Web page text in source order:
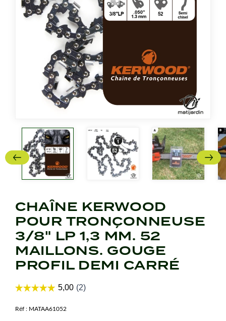
CHAÎNE KERWOOD
POUR TRONÇONNEUSE
3/8" LP 1,3 MM. 52
MAILLONS. GOUGE
PROFIL DEMI CARRÉ
Réf : MATAA61052